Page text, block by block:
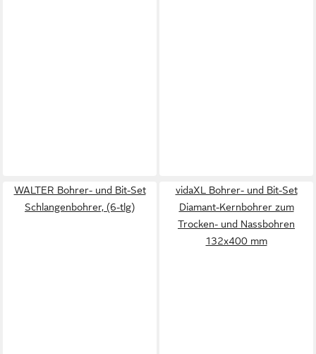
WALTER Bohrer- und Bit-Set
Schlangenbohrer, (6-tlg)
vidaXL Bohrer- und Bit-Set
Diamant-Kernbohrer zum
Trocken- und Nassbohren
132x400 mm